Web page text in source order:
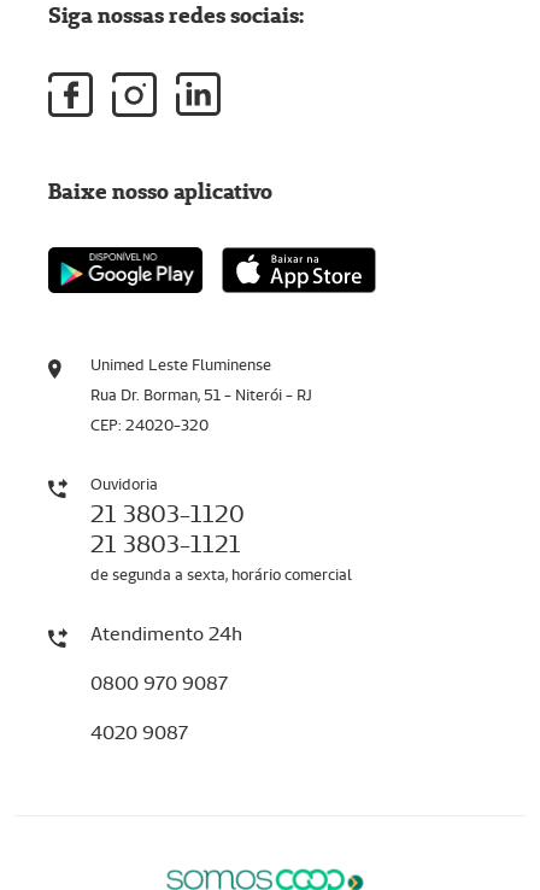
Unimed Leste Fluminense
Rua Dr. Borman, 51 - Niterói - RJ
CEP: 24020-320
Ouvidoria
21 3803-1120
21 3803-1121
de segunda a sexta, horário comercial
Atendimento 24h
0800 970 9087
4020 9087
Siga nossas redes sociais:
Baixe nosso aplicativo